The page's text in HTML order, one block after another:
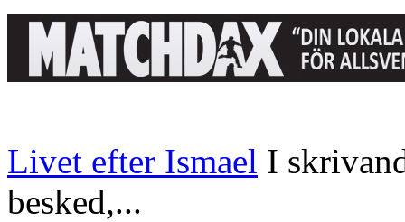
Livet efter Ismael I
besked,...